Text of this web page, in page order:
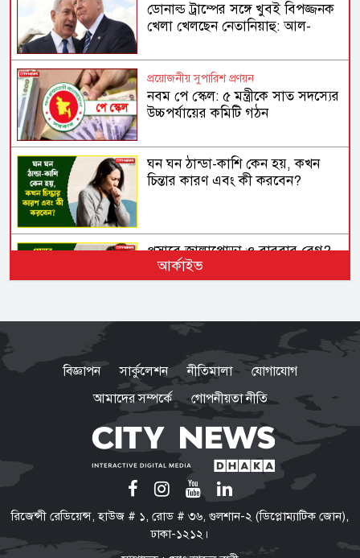
ডোনাল্ড ট্রাম্পের সঙ্গে খুবই বিপজ্জনক
খেলা খেলছেন নেতানিয়াহু: আল-
প্রয়োজনীয় সুপারিশ প্রণয়ন
নবম পে স্কেল: ৫ মন্ত্রীকে সাত সদস্যের
উচ্চপর্যায়ের কমিটি গঠন
ঘন ঘন ঠান্ডা-কাশি কেন হয়, কখন
চিন্তার কারণ এবং কী করবেন?
প্রস্রাবে জ্বালাপোড়া ও বারবার বেগ?
অবহেলা করলে ছড়িয়ে পড়তে পারে
কিডনিতে
২৩তম রাষ্ট্রপতি হচ্ছেন মির্জা ফখরুল
হেফাজত আমিরকে বুকে জড়িয়ে
ধরলেন প্রধানমন্ত্রী
আর্কাইভ
বিজ্ঞাপন সার্কুলেশন নীতিমালা
যোগাযোগ
আমাদের সম্পর্কে
গোপনীয়তা নীতি
রিজেন্সী রেডিয়েন্স, হাউজ # ১, রোড # ৩৬, গুলশান-২ (ডিপ্লোম্যাটিক জোন),
ঢাকা-১২১২।